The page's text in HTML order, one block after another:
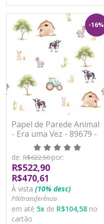
-16%
Papel de Parede Animal
- Era uma Vez - 89679 -
Vinílico
de: R$622,50por:
R$522,90
R$470,61
À vista (10% desc)
PIX/transferência
em até 5x de R$104,58 no
cartão